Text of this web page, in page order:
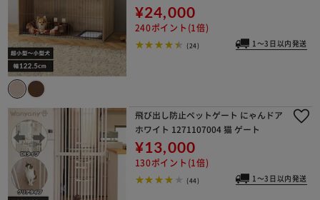
¥24,000
240ポイント(1倍)
(24) 1～3日以内発送
飛び出し防止ペットゲート にゃんドア
ホワイト 1271107004 猫 ゲート
¥13,000
130ポイント(1倍)
(44) 1～3日以内発送